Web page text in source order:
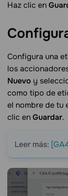
Haz clic en
Configura una
los
Nuevo y
como tipo de
el nombre de tu
clic enGuardar.
Leer más: